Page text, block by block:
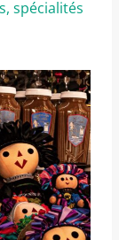
spécialités